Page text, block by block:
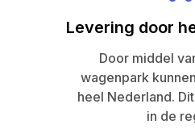
Levering door
Door middel
wagenpark
heel Nederland.
in de